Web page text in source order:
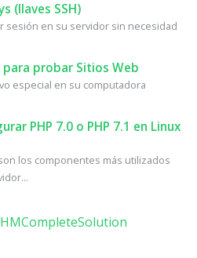
(llaves SSH)
sesión en su servidor sin necesidad
probar Sitios Web
especial en su computadora
PHP 7.0 o PHP 7.1 en Linux
los componentes más utilizados